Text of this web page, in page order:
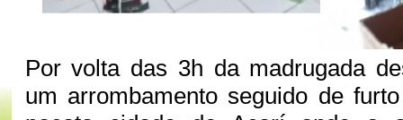
Por volta das 3h da madrugada
um arrombamento seguido de